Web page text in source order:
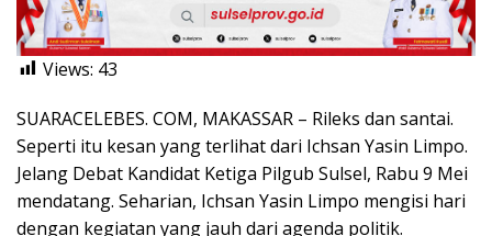
Views: 43
SUARACELEBES. COM, MAKASSAR – Rileks dan santai.
Seperti itu kesan yang terlihat dari Ichsan Yasin Limpo.
Jelang Debat Kandidat Ketiga Pilgub Sulsel, Rabu 9 Mei
mendatang. Seharian, Ichsan Yasin Limpo mengisi hari
dengan kegiatan yang jauh dari agenda politik.